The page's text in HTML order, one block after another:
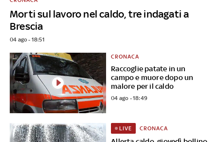
Morti sul lavoro nel caldo, tre indagati a
Brescia
04 ago - 18:51
Raccoglie patate in un
campo e muore dopo un
malore per il caldo
CRONACA
04 ago - 18:49
LIVE CRONACA